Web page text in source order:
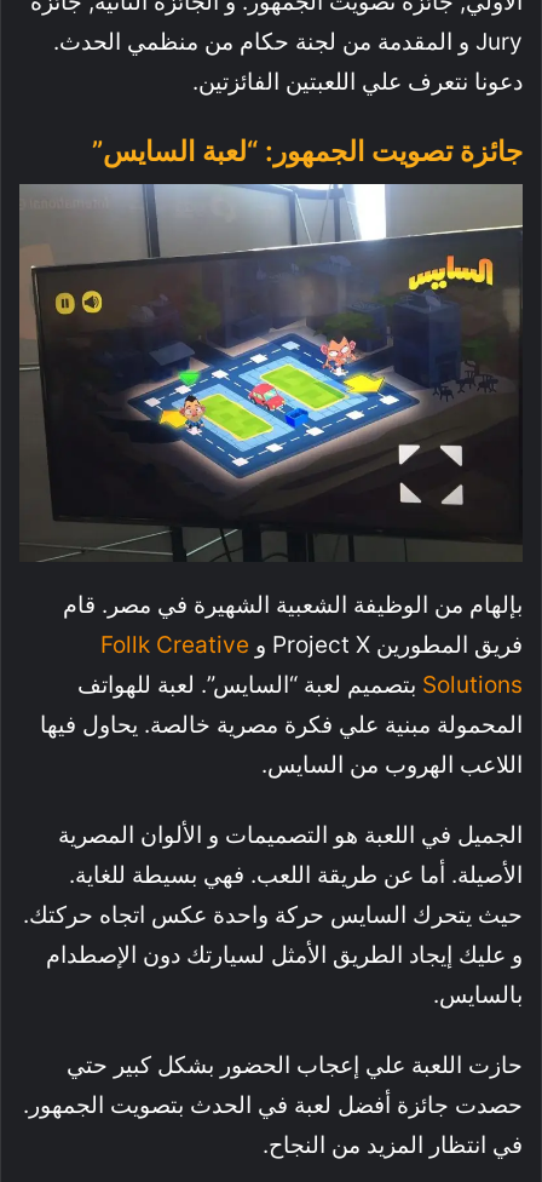
Jury و المقدمة من لجنة حكام من منظمي الحدث.
دعونا نتعرف علي اللعبتين الفائزتين.
جائزة تصويت الجمهور: “لعبة السايس”
بإلهام من الوظيفة الشعبية الشهيرة في مصر. قام
فريق المطورين Project X و
Follk Creative
Solutions بتصميم لعبة “السايس”. لعبة للهواتف
المحمولة مبنية علي فكرة مصرية خالصة. يحاول فيها
اللاعب الهروب من السايس.
الجميل في اللعبة هو التصميمات و الألوان المصرية
الأصيلة. أما عن طريقة اللعب. فهي بسيطة للغاية.
حيث يتحرك السايس حركة واحدة عكس اتجاه حركتك.
و عليك إيجاد الطريق الأمثل لسيارتك دون الإصطدام
بالسايس.
حازت اللعبة علي إعجاب الحضور بشكل كبير حتي
حصدت جائزة أفضل لعبة في الحدث بتصويت الجمهور.
في انتظار المزيد من النجاح.